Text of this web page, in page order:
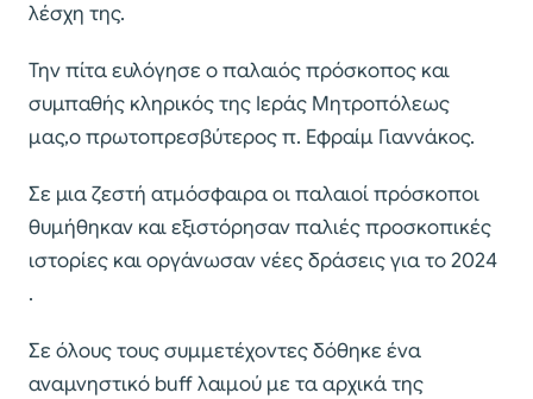
λέσχη της.
Την πίτα ευλόγησε ο παλαιός πρόσκοπος και
συμπαθής κληρικός της Ιεράς Μητροπόλεως
μας,ο πρωτοπρεσβύτερος π. Εφραίμ Γιαννάκος.
Σε μια ζεστή ατμόσφαιρα οι παλαιοί πρόσκοποι
θυμήθηκαν και εξιστόρησαν παλιές προσκοπικές
ιστορίες και οργάνωσαν νέες δράσεις για το 2024
.
Σε όλους τους συμμετέχοντες δόθηκε ένα
αναμνηστικό buff λαιμού με τα αρχικά της